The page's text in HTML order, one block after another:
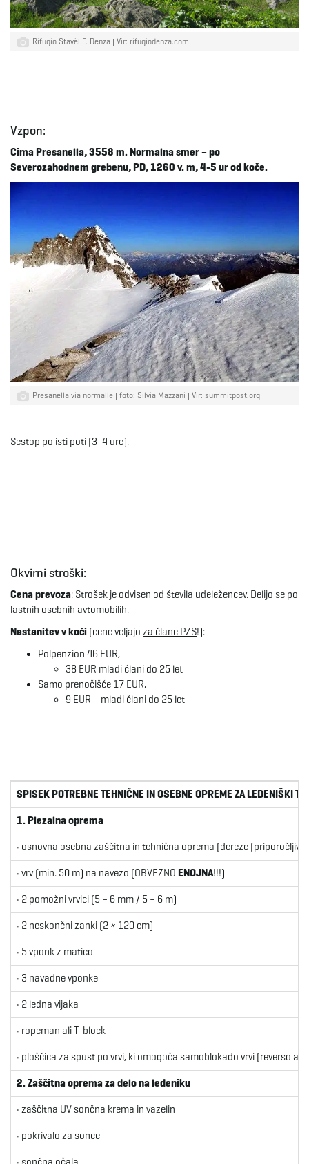
Rifugio Stavèl F. Denza | Vir: rifugiodenza.com
Vzpon:
Cima Presanella, 3558 m. Normalna smer – po
Severozahodnem grebenu, PD, 1260 v. m, 4-5 ur od koče.
Presanella via normalle | foto: Silvia Mazzani | Vir: summitpost.org
Sestop po isti poti (3-4 ure).
Okvirni stroški:
Cena prevoza: Strošek je odvisen od števila udeležencev. Delijo se po
lastnih osebnih avtomobilih.
Nastanitev v koči (cene veljajo za člane PZS!):
Polpenzion 46 EUR,
38 EUR mladi člani do 25 let
Samo prenočišče 17 EUR,
9 EUR – mladi člani do 25 let
SPISEK POTREBNE TEHNIČNE IN OSEBNE OPREME ZA LEDENIŠKI
1. Plezalna oprema
• osnovna osebna zaščitna in tehnična oprema (dereze
• vrv (min. 50 m) na navezo (OBVEZNO ENOJNA!!!)
• 2 pomožni vrvici (5 – 6 mm / 5 – 6 m)
• 2 neskončni zanki (2 × 120 cm)
• 5 vponk z matico
• 3 navadne vponke
• 2 ledna vijaka
• ropeman ali T-block
• ploščica za spust po vrvi, ki omogoča samoblokado vrvi (reverso ali
2. Zaščitna oprema za delo na ledeniku
• zaščitna UV sončna krema in vazelin
• pokrivalo za sonce